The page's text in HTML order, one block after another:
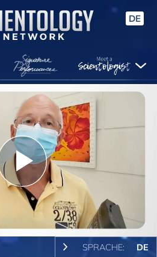
DE
Play
Video
SPRACHE: DE